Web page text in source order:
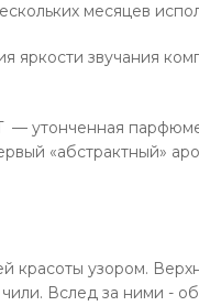
месяцев
яркости звучания
— утонченная
«абстрактный»
красоты узором.
Вслед за ними -